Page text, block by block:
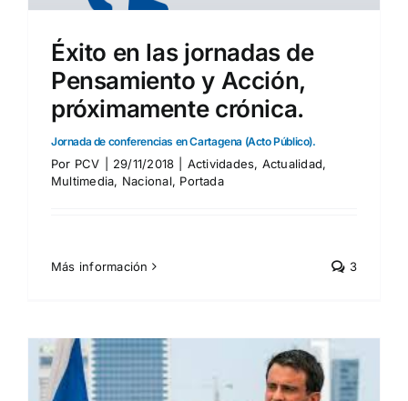
Éxito en las jornadas de
Pensamiento y Acción,
próximamente crónica.
Jornada de conferencias en Cartagena (Acto Público).
Por PCV 29/11/2018 Actividades, Actualidad,
Multimedia, Nacional, Portada
Más información 3